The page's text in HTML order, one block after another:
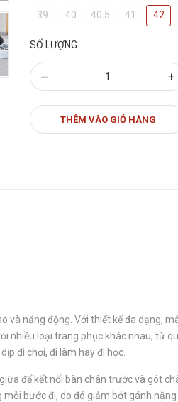
39
40 40.5 41 42
SỐ LƯỢNG:
– +
THÊM VÀO GIỎ HÀNG
năng động. Với thiết kế đa dạng,
nhiều loại trang phục khác nhau, từ
đi chơi, đi làm hay đi học.
để kết nối bàn chân trước và gót
bước đi, do đó giảm bớt gánh nặng